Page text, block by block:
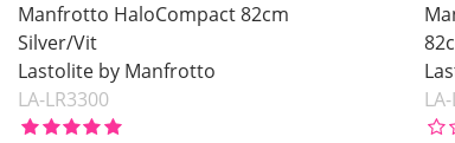
Manfrotto HaloCompact 82cm
Silver/Vit
Lastolite by Manfrotto
LA-LR3300